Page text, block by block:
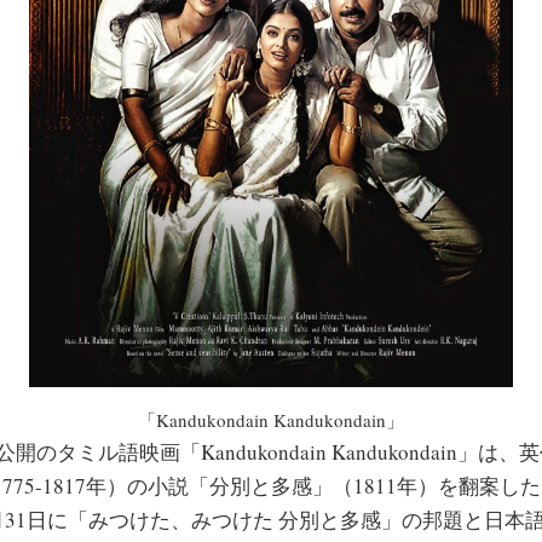
「Kandukondain Kandukondain」
のタミル語映画「Kandukondain Kandukondain」は、
1817年）の小説「分別と多感」（1811年）を翻案し
日に「みつけた、みつけた 分別と多感」の邦題と日本